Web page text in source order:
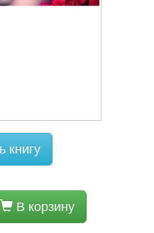
книгу
В корзину